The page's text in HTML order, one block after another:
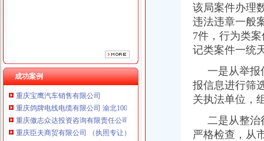
成功案例
重庆鸽牌电线电缆有限公司 渝北10010万 (进出口权)
重庆傲志众达投资咨询有限责任公司 渝九1000万 （增资）
重庆臣夫商贸有限公司 （执照专让）
重庆卿倾商贸有限责任公司 渝江100万 （工商注册）
该局案件办理
违法违章一般
7件，行为类
记类案件一统
一是从举报
报信息进行筛
关执法单位，
二是从整治
严格检查，从